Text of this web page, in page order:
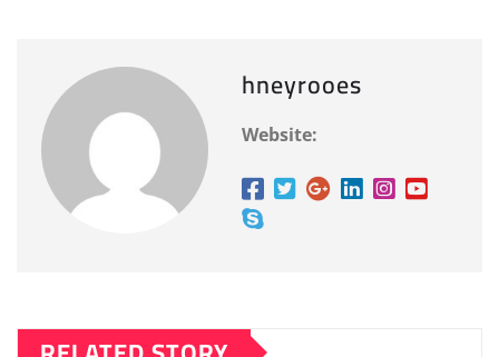
hneyrooes
Website: